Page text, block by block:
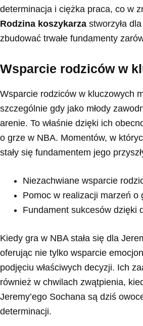
determinacja i ciężka praca, co w
Rodzina koszykarza stworzyła
zbudować trwałe fundamenty
Wsparcie rodziców w
Wsparcie rodziców w kluczowych
szczególnie gdy jako młody
arenie. To właśnie dzięki ich
o grze w NBA. Momentów, w
stały się fundamentem jego
Niezachwiane wsparcie
Pomoc w realizacji marzeń o
Fundament sukcesów dzięki
Kiedy gra w NBA stała się dla
oferując nie tylko wsparcie
podjęciu właściwych decyzji. Ich
również w chwilach zwątpienia,
Jeremy’ego Sochana są dziś
determinacji.